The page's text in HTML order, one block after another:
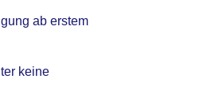
ab erstem
keine